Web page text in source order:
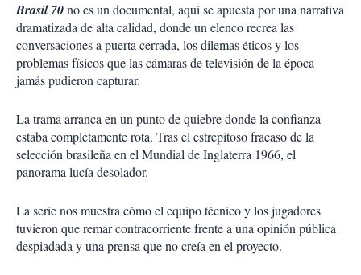
Brasil 70no es un documental, aquí se apuesta por una narrativa
dramatizada de alta calidad, donde un elenco recrea las
conversaciones a puerta cerrada, los dilemas éticos y los
problemas físicos que las cámaras de televisión de la época
jamás pudieron capturar.
La trama arranca en un punto de quiebre donde la confianza
estaba completamente rota. Tras el estrepitoso fracaso de la
selección brasileña en el Mundial de Inglaterra 1966, el
panorama lucía desolador.
La serie nos muestra cómo el equipo técnico y los jugadores
tuvieron que remar contracorriente frente a una opinión pública
despiadada y una prensa que no creía en el proyecto.